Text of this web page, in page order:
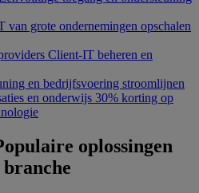
van grote ondernemingen opschalen
Client-IT beheren en
en bedrijfsvoering stroomlijnen
en onderwijs 30% korting op
oplossingen